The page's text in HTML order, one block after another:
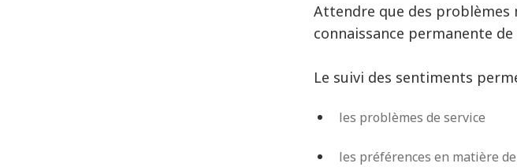
Attendre que des problèmes
connaissance permanente
Le suivi des sentiments
les problèmes de service
les préférences en matière